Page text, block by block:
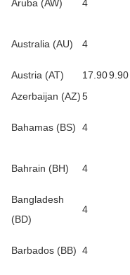
Aruba (AW) 4
Australia (AU) 4
Austria (AT) 17.909.90
Azerbaijan (AZ)5
Bahamas (BS) 4
Bahrain (BH) 4
Bangladesh
(BD)
4
Barbados (BB) 4